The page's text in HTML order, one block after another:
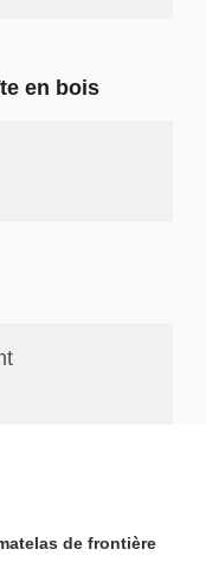
en bois
de frontière